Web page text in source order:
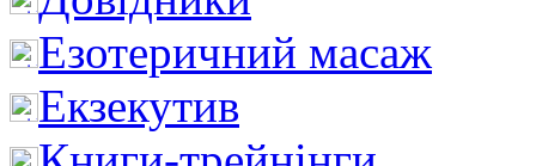
Езотеричний масаж
Екзекутив